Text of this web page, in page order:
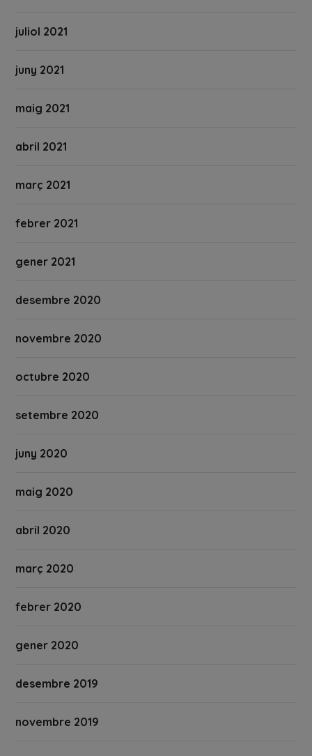
juliol 2021
juny 2021
maig 2021
abril 2021
març 2021
febrer 2021
gener 2021
desembre 2020
novembre 2020
octubre 2020
setembre 2020
juny 2020
maig 2020
abril 2020
març 2020
febrer 2020
gener 2020
desembre 2019
novembre 2019